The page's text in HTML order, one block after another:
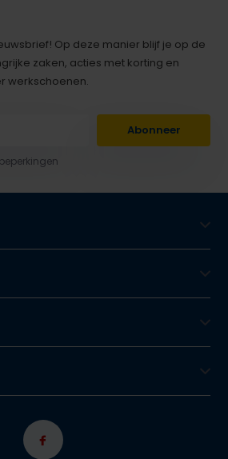
Op deze manier blijf je op de
zaken, acties met korting en
werkschoenen.
Abonneer